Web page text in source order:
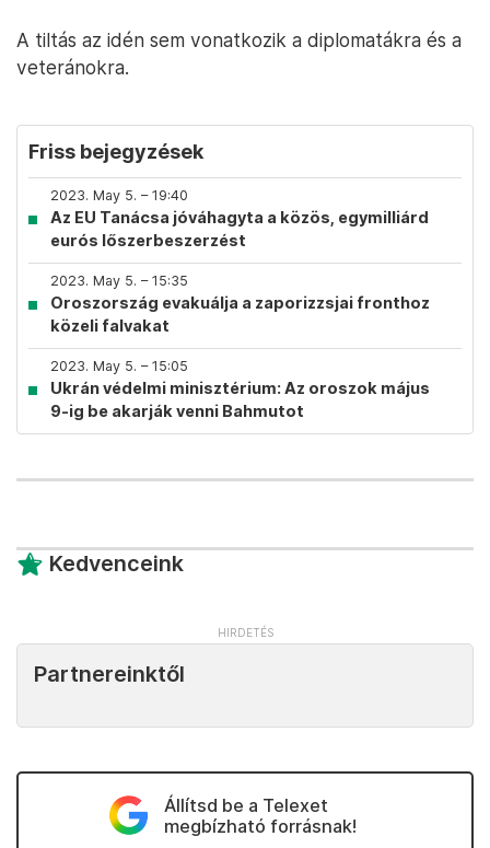
A tiltás az idén sem vonatkozik a diplomatákra és a
veteránokra.
Friss bejegyzések
2023. May 5. – 19:40
Az EU Tanácsa jóváhagyta a közös, egymilliárd
eurós lőszerbeszerzést
2023. May 5. – 15:35
Oroszország evakuálja a zaporizzsjai fronthoz
közeli falvakat
2023. May 5. – 15:05
Ukrán védelmi minisztérium: Az oroszok május
9-ig be akarják venni Bahmutot
Kedvenceink
Partnereinktől
Állítsd be a Telexet
megbízható forrásnak!